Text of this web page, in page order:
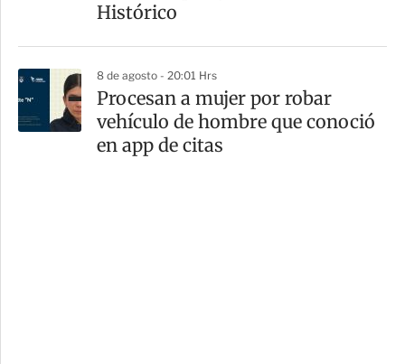
Histórico
8 de agosto - 20:01 Hrs
Procesan a mujer por robar
vehículo de hombre que conoció
en app de citas